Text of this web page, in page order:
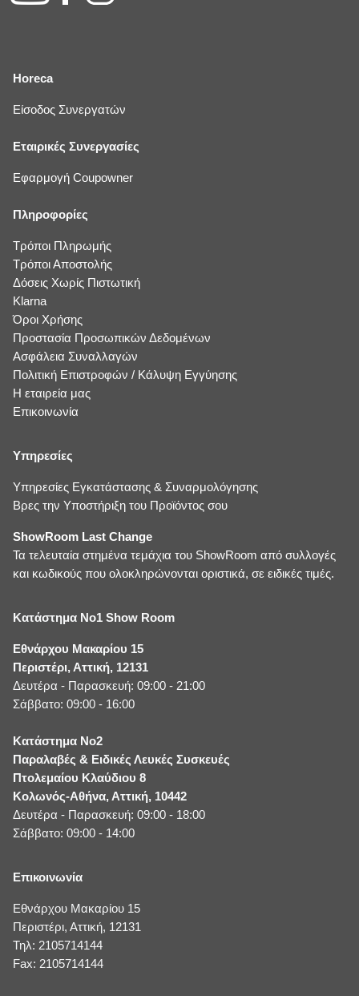
Horeca
Είσοδος Συνεργατών
Εταιρικές Συνεργασίες
Εφαρμογή Coupowner
Πληροφορίες
Τρόποι Πληρωμής
Τρόποι Αποστολής
Δόσεις Χωρίς Πιστωτική
Klarna
Όροι Χρήσης
Προστασία Προσωπικών Δεδομένων
Ασφάλεια Συναλλαγών
Πολιτική Επιστροφών / Κάλυψη Εγγύησης
Η εταιρεία μας
Επικοινωνία
Υπηρεσίες
Υπηρεσίες Εγκατάστασης & Συναρμολόγησης
Βρες την Υποστήριξη του Προϊόντος σου
ShowRoom Last Change
Τα τελευταία στημένα τεμάχια του ShowRoom από συλλογές
και κωδικούς που ολοκληρώνονται οριστικά, σε ειδικές τιμές.
Κατάστημα No1 Show Room
Εθνάρχου Μακαρίου 15
Περιστέρι, Αττική, 12131
Δευτέρα - Παρασκευή: 09:00 - 21:00
Σάββατο: 09:00 - 16:00
Κατάστημα No2
Παραλαβές & Ειδικές Λευκές Συσκευές
Πτολεμαίου Κλαύδιου 8
Κολωνός-Αθήνα, Αττική, 10442
Δευτέρα - Παρασκευή: 09:00 - 18:00
Σάββατο: 09:00 - 14:00
Επικοινωνία
Εθνάρχου Μακαρίου 15
Περιστέρι, Αττική, 12131
Τηλ: 2105714144
Fax: 2105714144